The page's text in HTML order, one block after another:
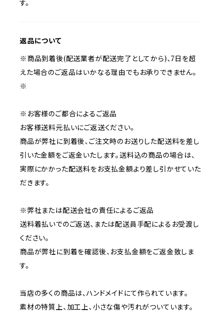
す。
返品について
※商品到着後(配送業者が配送完了としてから)、7日を超
えた場合のご返品はいかなる理由でもお承りできません。
※
※お客様のご都合によるご返品
お客様送料元払いにご返送ください。
商品が弊社に到着後、ご注文時のお送りした配送料を差し
引いた金額をご返金いたします。送料込の商品の場合は、
実際にかかった配送料をお支払金額より差し引かせていた
だきます。
※弊社または配送会社の責任によるご返品
送料着払いでのご返送、または配送員手配によるお受渡し
ください。
商品が弊社に到着を確認後、お支払金額をご返金致しま
す。
当店の多くの商品は、ハンドメイドにて作られています。
素材の特質上、加工上、小さな傷や汚れがついています。